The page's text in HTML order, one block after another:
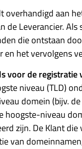
overhandigd aan
de Leverancier.
die ontstaan
en het vervolgens
voor de registratie
niveau (TLD)
domein (bijv.
hoogste-niveau
zijn. De Klant
van